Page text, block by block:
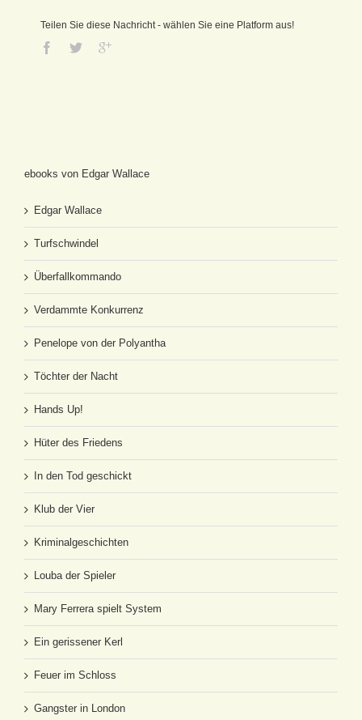
Teilen Sie diese Nachricht - wählen Sie eine Platform aus!
ebooks von Edgar Wallace
Edgar Wallace
Turfschwindel
Überfallkommando
Verdammte Konkurrenz
Penelope von der Polyantha
Töchter der Nacht
Hands Up!
Hüter des Friedens
In den Tod geschickt
Klub der Vier
Kriminalgeschichten
Louba der Spieler
Mary Ferrera spielt System
Ein gerissener Kerl
Feuer im Schloss
Gangster in London